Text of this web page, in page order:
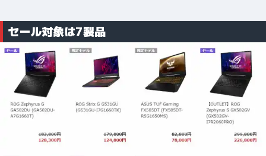
セール対象は7製品